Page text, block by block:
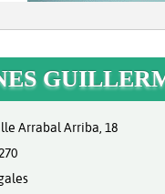
Arrabal Arriba, 18